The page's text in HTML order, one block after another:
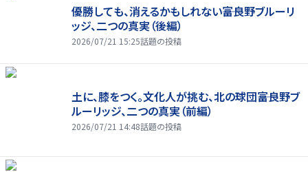
優勝しても、消えるかもしれない――富良野ブルーリ
ッジ、二つの真実（後編）
2026/07/21 15:25話題の投稿
土に、膝をつく。文化人が挑む、北の球団――富良野ブ
ルーリッジ、二つの真実（前編）
2026/07/21 14:48話題の投稿